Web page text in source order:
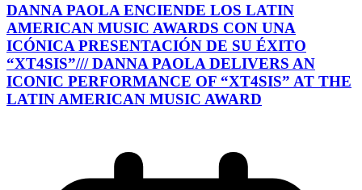
DANNA PAOLA ENCIENDE LOS LATIN
AMERICAN MUSIC AWARDS CON UNA
ICÓNICA PRESENTACIÓN DE SU ÉXITO
“XT4SIS”/// DANNA PAOLA DELIVERS AN
ICONIC PERFORMANCE OF “XT4SIS” AT THE
LATIN AMERICAN MUSIC AWARD